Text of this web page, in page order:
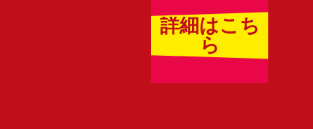
詳細はこち
ら